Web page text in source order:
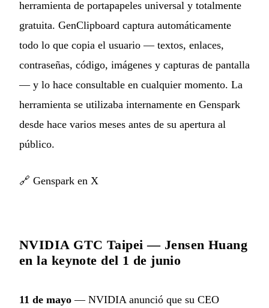
herramienta de portapapeles universal y totalmente
gratuita. GenClipboard captura automáticamente
todo lo que copia el usuario — textos, enlaces,
contraseñas, código, imágenes y capturas de pantalla
— y lo hace consultable en cualquier momento. La
herramienta se utilizaba internamente en Genspark
desde hace varios meses antes de su apertura al
público.
🔗 Genspark en X
NVIDIA GTC Taipei — Jensen Huang
en la keynote del 1 de junio
11 de mayo — NVIDIA anunció que su CEO